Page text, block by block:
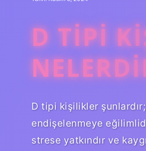
D TIPI
D tipi kişilikler
endişelenmeye
strese yatkındır ve